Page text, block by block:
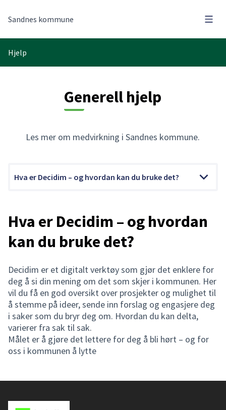
Sandnes kommune
Hjelp
Generell hjelp
Les mer om medvirkning i Sandnes kommune.
Hva er Decidim – og hvordan kan du bruke det?
Hva er Decidim – og hvordan
kan du bruke det?
Decidim er et digitalt verktøy som gjør det enklere for
deg å si din mening om det som skjer i kommunen. Her
vil du få en god oversikt over prosjekter og mulighet til
å stemme på ideer, sende inn forslag og engasjere deg
i saker som du bryr deg om. Hvordan du kan delta,
varierer fra sak til sak.
Målet er å gjøre det lettere for deg å bli hørt – og for
oss i kommunen å lytte